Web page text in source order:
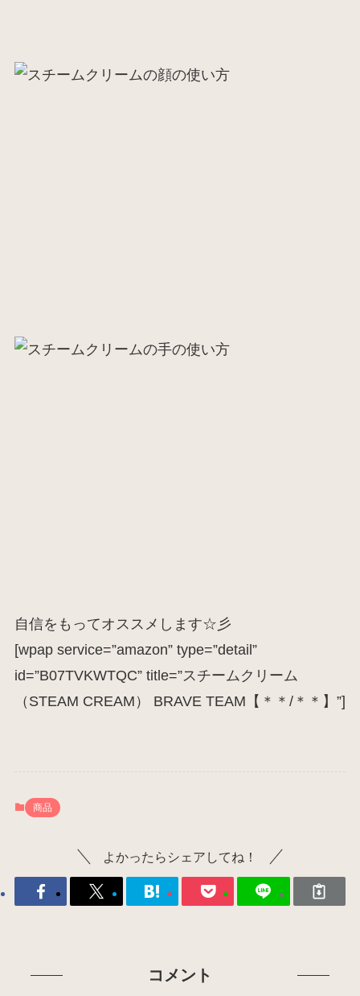
自信をもってオススメします☆彡
[wpap service=”amazon” type=”detail”
id=”B07TVKWTQC” title=”スチームクリーム
（STEAM CREAM） BRAVE TEAM【＊＊/＊＊】”]
商品
よかったらシェアしてね！
コメント